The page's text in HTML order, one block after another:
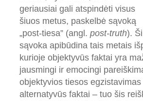
geriausiai gali atspindėti visus
šiuos metus, paskelbė sąvoką
„post-tiesa” (angl. post-truth). Ši
sąvoka apibūdina tais metais
kurioje objektyvūs faktai yra
jausmingi ir emocingi
objektyvios tiesos
alternatyvūs faktai – tuo šis